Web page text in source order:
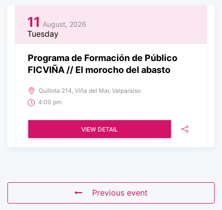
11 August, 2026
Tuesday
Programa de Formación de Público
FICVIÑA // El morocho del abasto
Quillota 214, Viña del Mar, Valparaíso
4:00 pm
VIEW DETAIL
Previous event